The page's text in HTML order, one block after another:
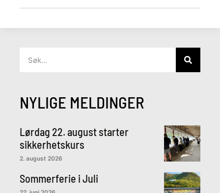
NYLIGE MELDINGER
Lørdag 22. august starter
sikkerhetskurs
2. august 2026
Sommerferie i Juli